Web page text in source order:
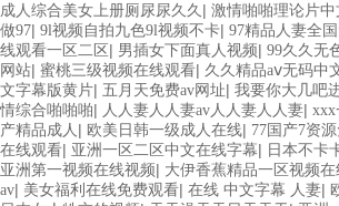
成人综合美女上册厕尿尿久久 | 激情啪啪理论片中
做97| 9l视频自拍九色9l视频不卡| 97精品人妻全
线观看一区二区 | 男插女下面真人视频| 99久久无
网站| 蜜桃三级视频在线观看| 久久精品aⅴ无码中
文字幕版黄片| 五月天免费av网址| 我要你大几吧
情综合啪啪啪| 人人妻人人妻av人人妻人人妻| xxx
产精品成人 | 欧美日韩一级成人在线| 77国产7资
在线观看| 亚洲一区二区中文在线字幕| 日本不卡
亚洲第一视频在线视频| 大伊香蕉精品一区视频在
av| 美女福利在线免费观看| 在线 中文字幕 人妻|